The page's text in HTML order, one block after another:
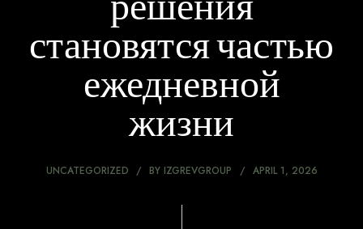
становятся частью
ежедневной
жизни
UNCATEGORIZED BY IZGREVGROUP APRIL 1, 2026